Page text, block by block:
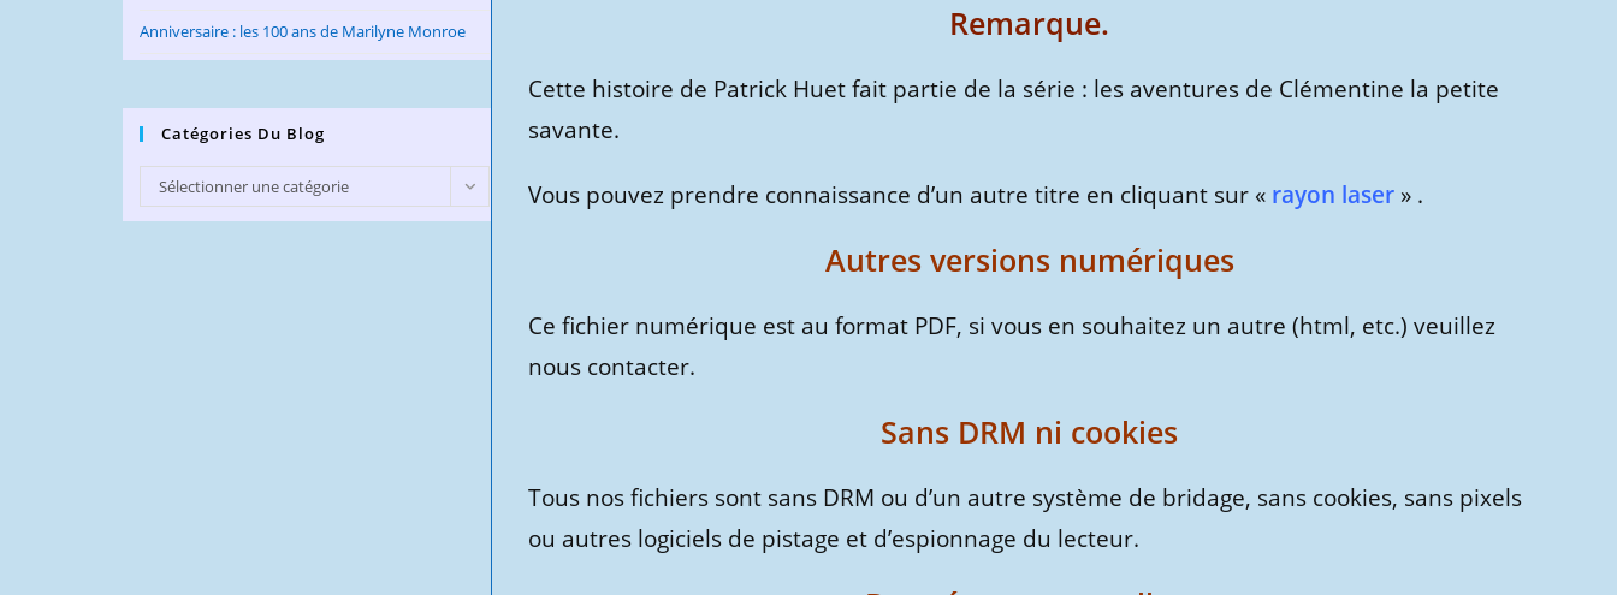
Remarque.
Cette histoire de Patrick Huet fait partie de la série : les aventures de Clémentine la petite
savante.
Vous pouvez prendre connaissance d’un autre titre en cliquant sur « rayon laser » .
Autres versions numériques
Ce fichier numérique est au format PDF, si vous en souhaitez un autre (html, etc.) veuillez
nous contacter.
Sans DRM ni cookies
Tous nos fichiers sont sans DRM ou d’un autre système de bridage, sans cookies, sans pixels
ou autres logiciels de pistage et d’espionnage du lecteur.
Anniversaire : les 100 ans de Marilyne Monroe
Catégories Du Blog
Catégories
du
Sélectionner une catégorie